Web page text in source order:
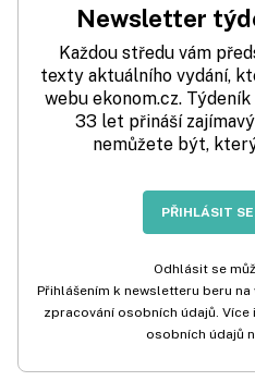
Newsletter
Každou středu vám
texty aktuálního vydání,
webu ekonom.cz.
33 let přináší
nemůžete být,
PŘIHLÁSIT
Odhlásit se
Přihlášením k newsletteru beru
zpracování osobních údajů.
osobních údajů